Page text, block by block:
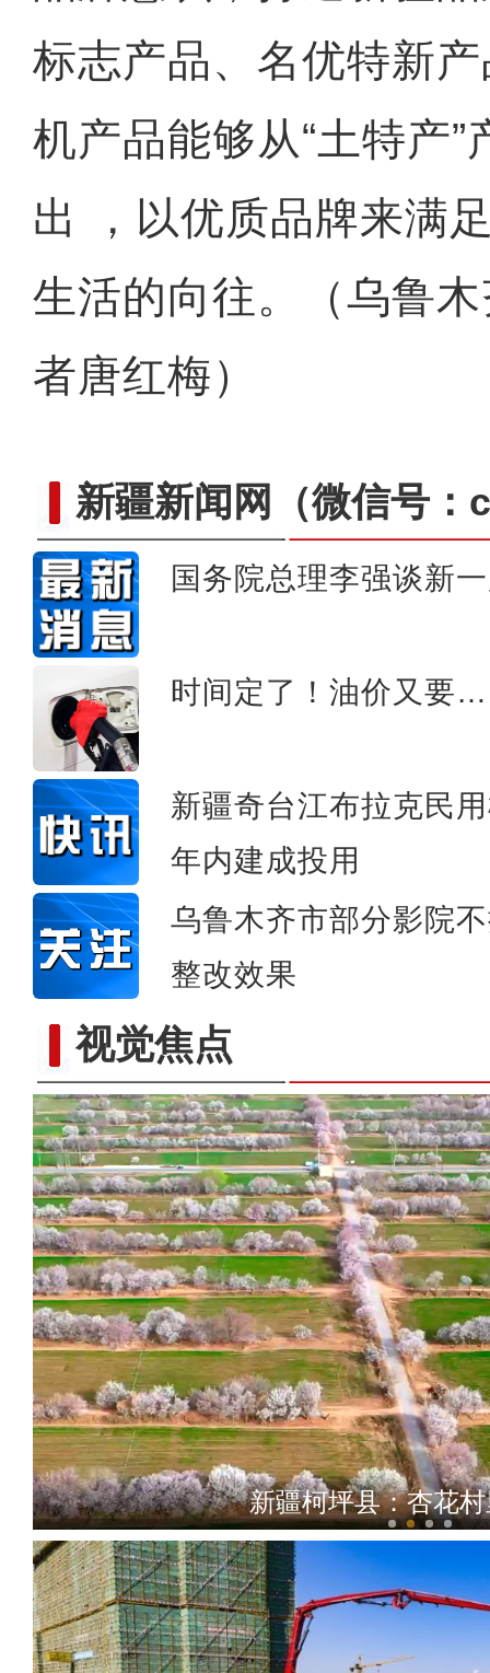
标志产品、名优特新
机产品能够从“土特产
出 ，以优质品牌来满
生活的向往。（乌鲁
者唐红梅）
新疆新闻网 （微信号
国务院总理李强谈新
时间定了！油价又要
新疆奇台江布拉克民
年内建成投用
乌鲁木齐市部分影院
整改效果
视觉焦点这里是我的家乡——新疆
新疆柯坪县：杏花